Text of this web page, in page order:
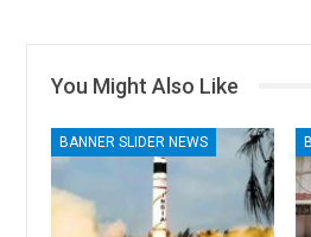
You Might Also Like
BANNER SLIDER NEWS